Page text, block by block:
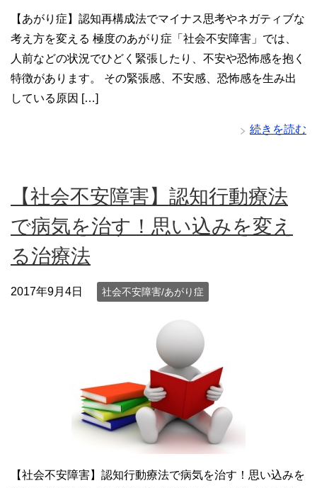
【あがり症】認知再構成法でマイナス思考やネガティブな
考え方を変える 極度のあがり症「社会不安障害」では、
人前などの状況でひどく緊張したり、不安や恐怖感を抱く
特徴があります。 その緊張感、不安感、恐怖感を生み出
している原因 […]
続きを読む
【社会不安障害】認知行動療法
で病気を治す！思い込みを変え
る治療法
2017年9月4日 社会不安障害/あがり症
【社会不安障害】認知行動療法で病気を治す！思い込みを